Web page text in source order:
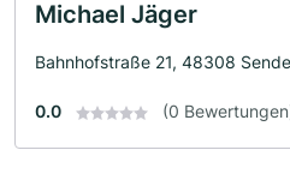
Michael Jäger
Bahnhofstraße 21, 48308
0.0 (0